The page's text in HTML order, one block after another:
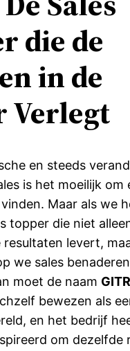
die de
in de
Verlegt
en steeds
is het moeilijk om
Maar als we
topper die niet
resultaten levert,
we sales benaderen
moet de naam GITR
bewezen als
en het bedrijf
om dezelfde